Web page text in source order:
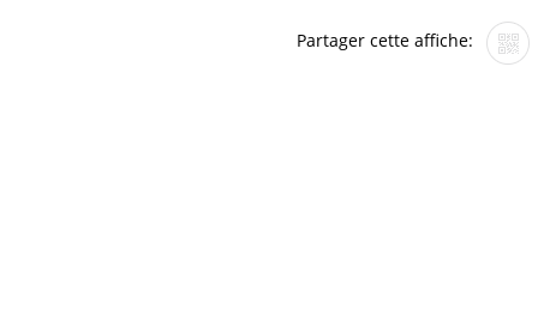
Partager cette affiche: